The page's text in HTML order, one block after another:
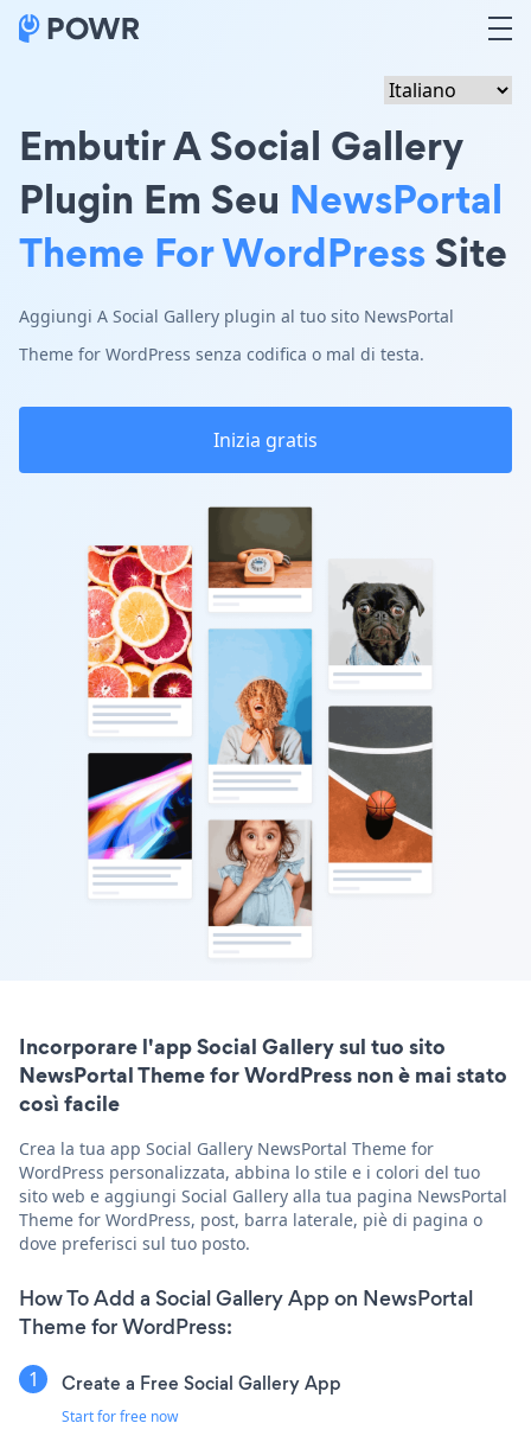
Embutir A Social Gallery
Plugin Em Seu NewsPortal
Theme For WordPressSite
Aggiungi A Social Gallery plugin al tuo sito NewsPortal
Theme for WordPress senza codifica o mal di testa.
Inizia gratis
Incorporare l'app Social Gallery sul tuo sito
NewsPortal Theme for WordPress non è mai stato
così facile
Crea la tua app Social Gallery NewsPortal Theme for
WordPress personalizzata, abbina lo stile e i colori del tuo
sito web e aggiungi Social Gallery alla tua pagina NewsPortal
Theme for WordPress, post, barra laterale, piè di pagina o
dove preferisci sul tuo posto.
How To Add a Social Gallery App on NewsPortal
Theme for WordPress:
Create a Free Social Gallery App
Start for free now